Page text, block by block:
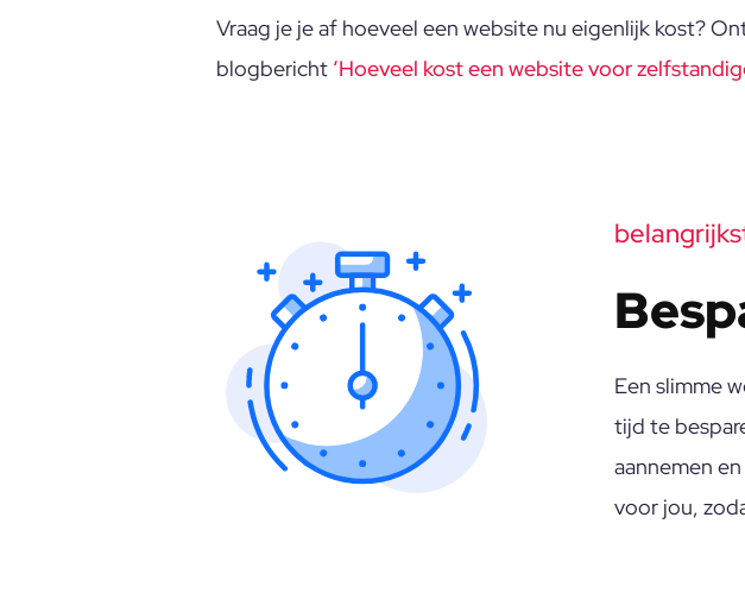
Vraag je je af hoeveel een website nu eigenlijk kost?
blogbericht ‘Hoeveel kost een website voor
Een slimme
tijd te
aannemen
voor jou,